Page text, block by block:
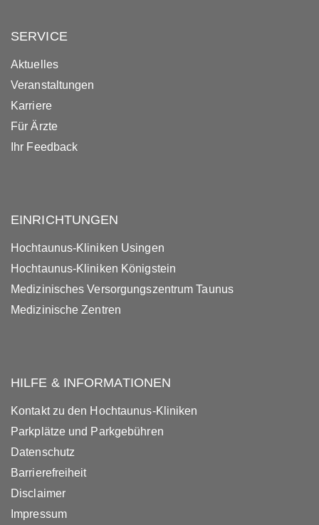
SERVICE
Aktuelles
Veranstaltungen
Karriere
Für Ärzte
Ihr Feedback
EINRICHTUNGEN
Hochtaunus-Kliniken Usingen
Hochtaunus-Kliniken Königstein
Medizinisches Versorgungszentrum Taunus
Medizinische Zentren
HILFE & INFORMATIONEN
Kontakt zu den Hochtaunus-Kliniken
Parkplätze und Parkgebühren
Datenschutz
Barrierefreiheit
Disclaimer
Impressum